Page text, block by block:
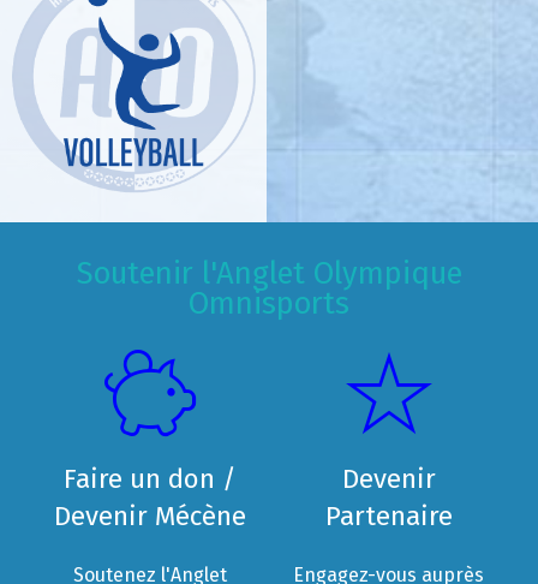
Soutenir l'Anglet Olympique
Omnisports
Faire un don /
Devenir Mécène
Soutenez l'Anglet
Devenir
Partenaire
Engagez-vous auprès